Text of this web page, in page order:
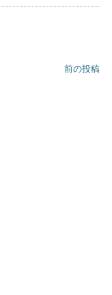
前の投稿